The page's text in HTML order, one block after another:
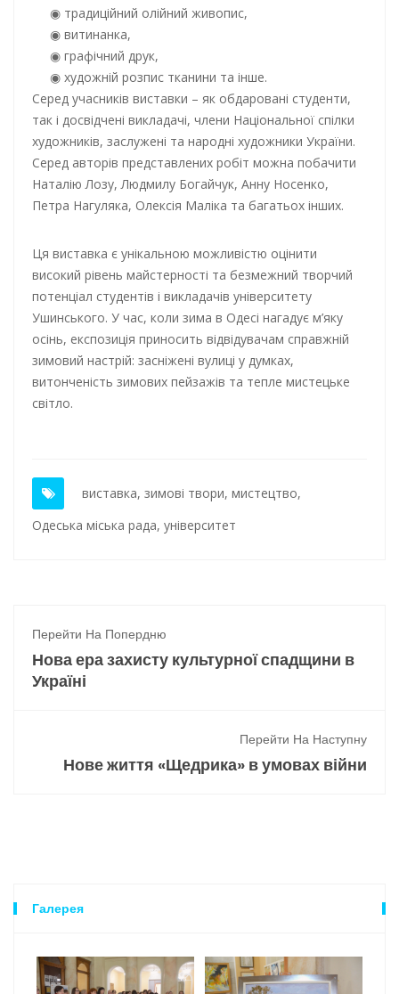
традиційний олійний живопис,
витинанка,
графічний друк,
художній розпис тканини та інше.
Серед учасників виставки – як обдаровані студенти,
так і досвідчені викладачі, члени Національної спілки
художників, заслужені та народні художники України.
Серед авторів представлених робіт можна побачити
Наталію Лозу, Людмилу Богайчук, Анну Носенко,
Петра Нагуляка, Олексія Маліка та багатьох інших.
Ця виставка є унікальною можливістю оцінити
високий рівень майстерності та безмежний творчий
потенціал студентів і викладачів університету
Ушинського. У час, коли зима в Одесі нагадує м’яку
осінь, експозиція приносить відвідувачам справжній
зимовий настрій: засніжені вулиці у думках,
витонченість зимових пейзажів та тепле мистецьке
світло.
виставка, зимові твори, мистецтво,
Одеська міська рада, університет
Перейти На Попердню
Нова ера захисту культурної спадщини в
Україні
Перейти На Наступну
Нове життя «Щедрика» в умовах війни
Галерея